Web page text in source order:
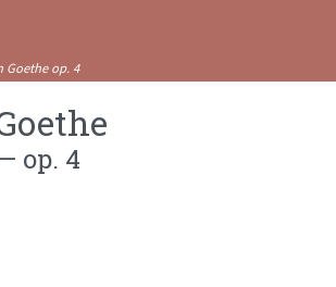
Goethe op. 4
op. 4